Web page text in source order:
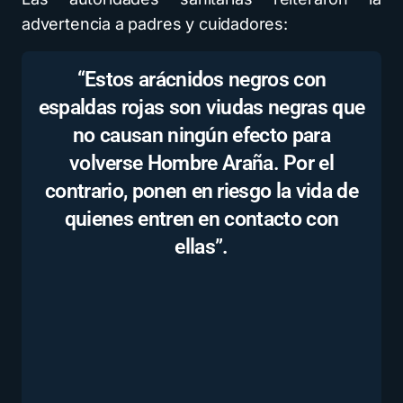
advertencia a padres y cuidadores:
“Estos arácnidos negros con
espaldas rojas son viudas negras que
no causan ningún efecto para
volverse Hombre Araña. Por el
contrario, ponen en riesgo la vida de
quienes entren en contacto con
ellas”.